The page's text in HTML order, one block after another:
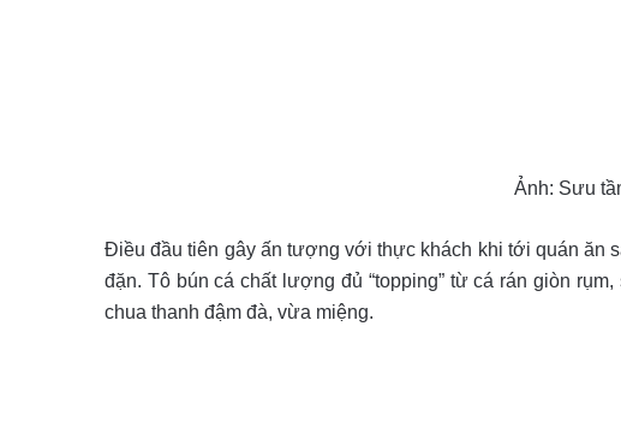
Ảnh: Sưu
Điều đầu tiên gây ấn tượng với thực khách khi tới quán ăn
đặn. Tô bún cá chất lượng đủ “topping” từ cá rán giòn
chua thanh đậm đà, vừa miệng.